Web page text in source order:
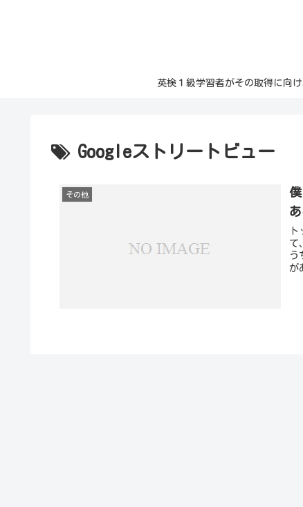
英検１級学習者がその取得に
Googleストリートビュー
その他
て
う
が